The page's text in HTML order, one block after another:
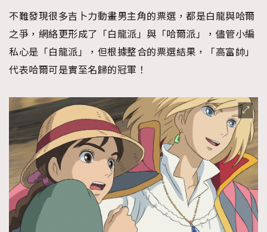
不難發現很多吉卜力動畫男主角的票選，都是白龍與哈爾
之爭，網絡更形成了「白龍派」與「哈爾派」，儘管小編
私心是「白龍派」，但根據整合的票選結果，「高富帥」
代表哈爾可是實至名歸的冠軍！